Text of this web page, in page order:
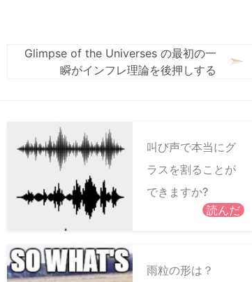
Glimpse of the Universes の最初の一
瞬がインフレ理論を後押しする
叫び声で本当にグ
ラスを割ることが
できますか?
読んだ
雨粒の形は？